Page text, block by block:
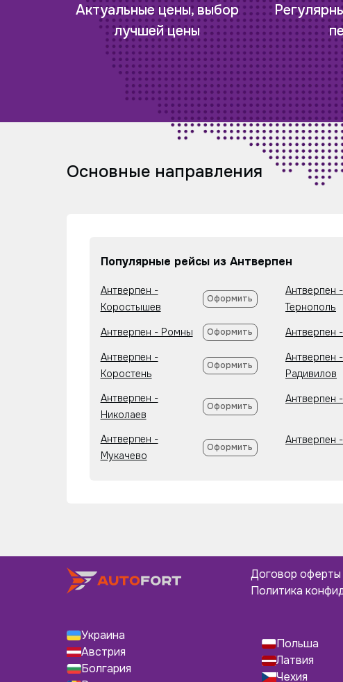
Актуальные цены, выбор
лучшей цены
Основные направления
Популярные рейсы из Антверпен
Антверпен -
Коростышев
Оформить
Антверпен - Ромны Оформить
Антверпен -
Коростень
Оформить
Антверпен -
Николаев
Оформить
Антверпен -
Мукачево
Оформить
Антверпен -
Тернополь
Антверпен
Антверпен -
Радивилов
Антверпен
Антверпен
Договор оферты
Политика
Украина
Австрия
Болгария
Польша
Латвия
Чехия